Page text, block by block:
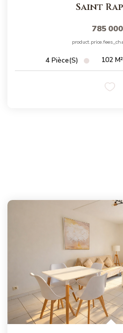
Saint
785
4 Pièce(s) 102 M²